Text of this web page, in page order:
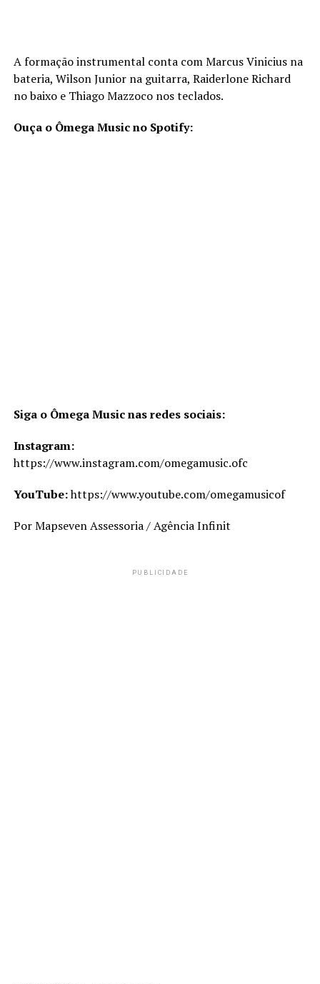
A formação instrumental conta com Marcus Vinicius na
bateria, Wilson Junior na guitarra, Raiderlone Richard
no baixo e Thiago Mazzoco nos teclados.
Ouça o Ômega Music no Spotify:
Siga o Ômega Music nas redes sociais:
Instagram:
https://www.instagram.com/omegamusic.ofc
YouTube:https://www.youtube.com/omegamusicof
Por Mapseven Assessoria / Agência Infinit
PUBLICIDADE